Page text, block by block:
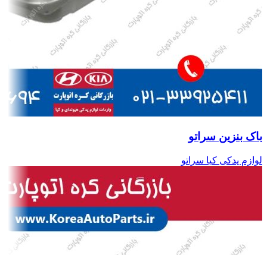
باک بنزین سراتو
لوازم یدکی کیا سراتو